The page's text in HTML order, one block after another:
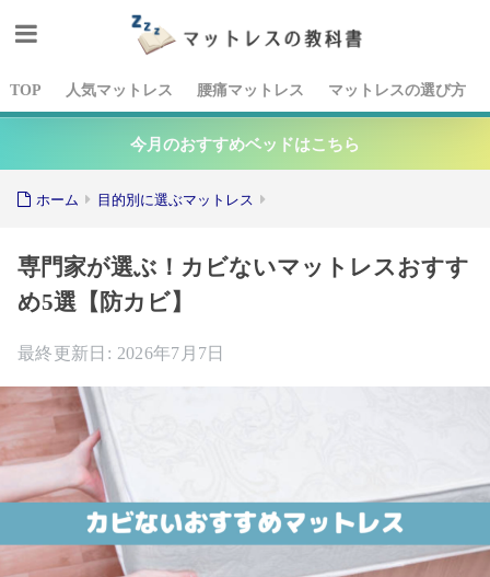
TOP 人気マットレス 腰痛マットレス マットレスの選び方
今月のおすすめベッドはこちら
ホーム 目的別に選ぶマットレス
専門家が選ぶ！カビないマットレスおすす
め5選【防カビ】
2026年7月7日